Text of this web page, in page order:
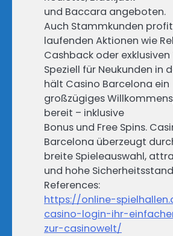
und Baccara angeboten.
Auch Stammkunden
laufenden Aktionen wie
Cashback oder exklusiven
Speziell für Neukunden in
hält Casino Barcelona ein
großzügiges
bereit – inklusive
Bonus und Free Spins.
Barcelona überzeugt
breite Spieleauswahl,
und hohe
References:
https://online-
casino-login-ihr-
zur-casinowelt/